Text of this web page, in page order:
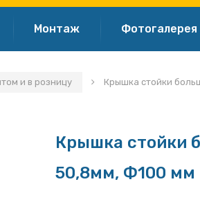
Монтаж Фотогалерея
и в розницу Крышка стойки
Крышка стойки
50,8мм, Ф100 мм